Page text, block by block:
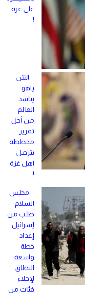
على غزة
!
النتن
ياهو
يناشد
العالم
من أجل
تمرير
مخططه
بترحيل
اهل غزة
!
مجلس
السلام
طلب من
إسرائيل
إعداد
خطة
واسعة
النطاق
لإجلاء
فئات من